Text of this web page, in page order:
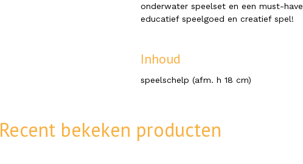
onderwater speelset en een must-
educatief speelgoed en creatief spel!
Inhoud
speelschelp (afm. h 18 cm)
Recent bekeken producten